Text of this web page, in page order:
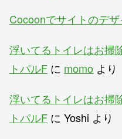
Cocoonでサイトのデ
浮いてるトイレはお掃
トパルF に momo より
浮いてるトイレはお掃
トパルF に Yoshi より